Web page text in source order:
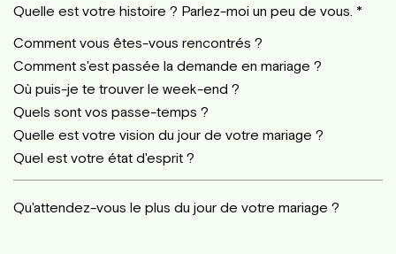
Quelle est votre histoire ? Parlez-moi un peu de vous. *
Qu'attendez-vous le plus du jour de votre mariage ?